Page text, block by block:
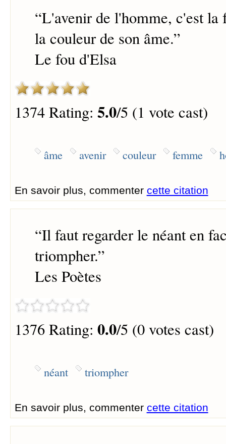
“L'avenir de l'homme, c'est la
la couleur de son âme.”
Le fou d'Elsa
1374 Rating: 5.0/5 (1 vote cast)
âme avenir couleur femme
En savoir plus, commenter cette citation
“Il faut regarder le néant en
triompher.”
Les Poètes
1376 Rating: 0.0/5 (0 votes cast)
néant triompher
En savoir plus, commenter cette citation